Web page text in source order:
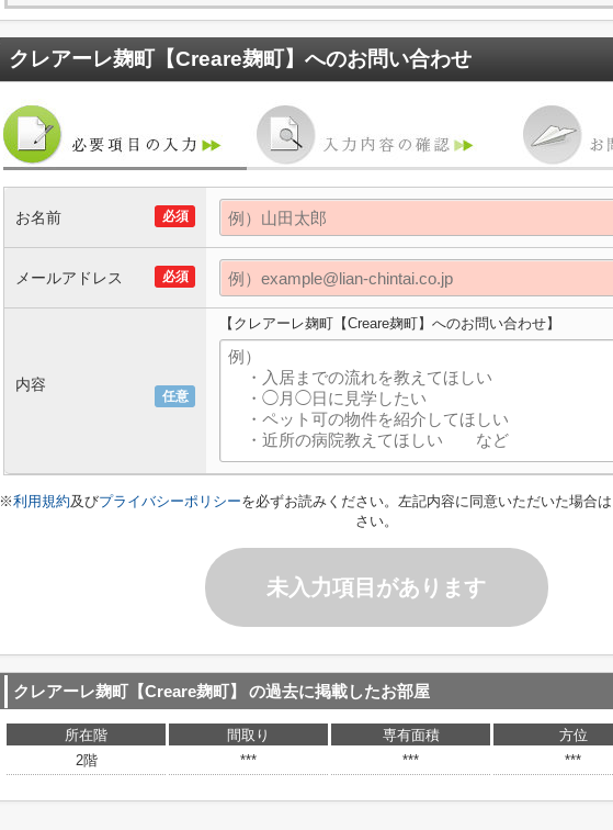
クレアーレ麹町【Creare麹町】 へのお問い合わせ
必須
お名前
必須
メールアドレス
任意
内容
【クレアーレ麹町【Creare麹町】へのお問い合わせ】
※利用規約及びプライバシーポリシーを必ずお読みください。左記内容に同意いただいた場合
さい。
未入力項目があります
クレアーレ麹町【Creare麹町】 の過去に掲載したお部屋
所在階 間取り 専有面積 方位
2階
*** *** ***